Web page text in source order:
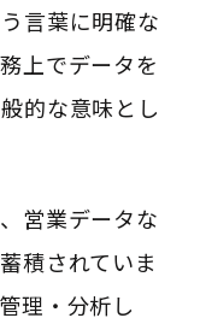
言葉に明確な
上でデータを
的な意味とし
営業データな
積されていま
理・分析し